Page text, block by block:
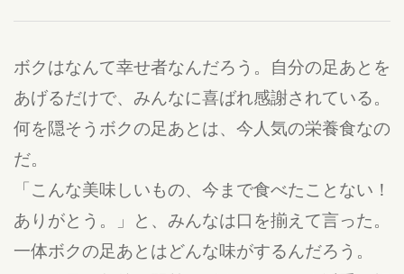
ボクはなんて幸せ者なんだろう。自分の足あとを
あげるだけで、みんなに喜ばれ感謝されている。
何を隠そうボクの足あとは、今人気の栄養食なの
だ。
「こんな美味しいもの、今まで食べたことない！
ありがとう。」と、みんなは口を揃えて言った。
一体ボクの足あとはどんな味がするんだろう。